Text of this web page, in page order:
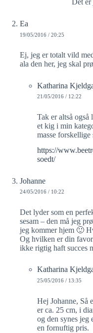
Det
Ea
19/05/2016 / 20:25
Ej, jeg er totalt vild
ala den her, jeg skal
Katharina
21/05/2016 / 12:22
Tak er altså
et kig i min
masse forskellige
https://
soedt/
Johanne
24/05/2016 / 10:22
Det lyder som en
sesam – den må jeg
jeg kommer hjem 🙂
Og hvilken er din
ikke rigtig haft succes
Katharina
25/05/2016 / 13:35
Hej Johanne, Så
er ca. 25 cm, i
og den synes jeg
en fornuftig pris.